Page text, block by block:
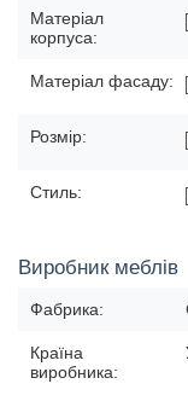
Матеріал
корпуса:
Матеріал фасаду:
Розмір:
Стиль:
Виробник меблів
Фабрика:
Країна
виробника: